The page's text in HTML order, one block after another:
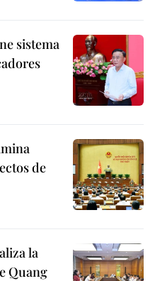
sistema
de
la
Quang